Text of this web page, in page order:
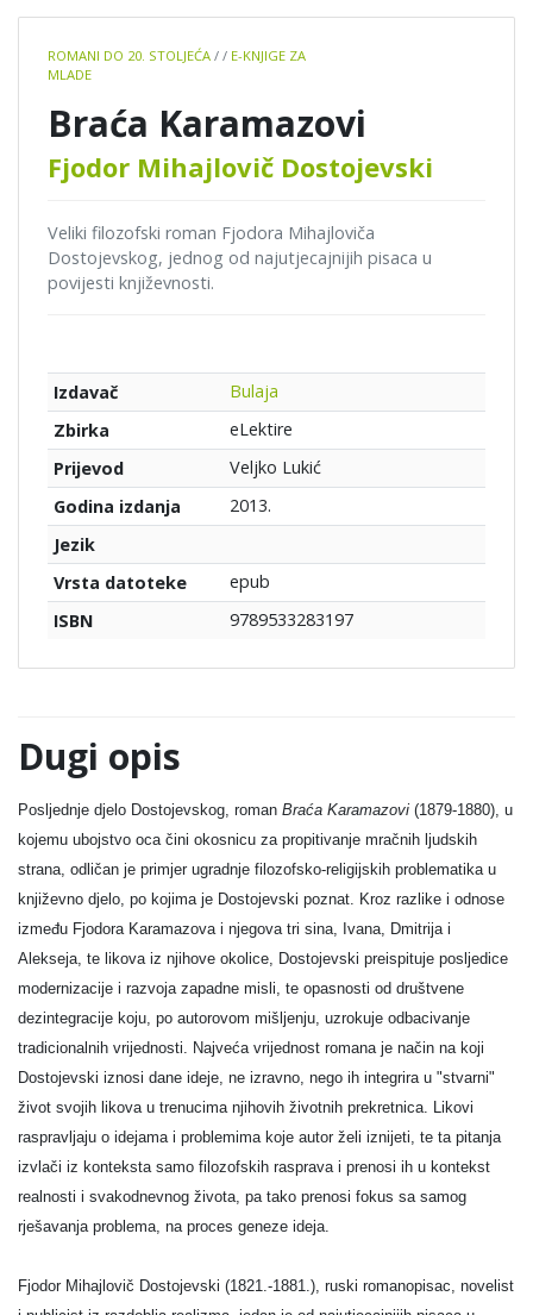
details
ROMANI DO 20. STOLJEĆA / / E-KNJIGE ZA
MLADE
Braća Karamazovi
Fjodor Mihajlovič Dostojevski
Veliki filozofski roman Fjodora Mihajloviča
Dostojevskog, jednog od najutjecajnijih pisaca u
povijesti književnosti.
Izdavač
Bulaja
Zbirka
eLektire
Prijevod
Veljko Lukić
Godina izdanja
2013.
Jezik
Vrsta datoteke
epub
ISBN
9789533283197
Dugi opis
Posljednje djelo Dostojevskog, roman Braća Karamazovi (1879-1880), u
kojemu ubojstvo oca čini okosnicu za propitivanje mračnih ljudskih
strana, odličan je primjer ugradnje filozofsko-religijskih problematika u
književno djelo, po kojima je Dostojevski poznat. Kroz razlike i odnose
između Fjodora Karamazova i njegova tri sina, Ivana, Dmitrija i
Alekseja, te likova iz njihove okolice, Dostojevski preispituje posljedice
modernizacije i razvoja zapadne misli, te opasnosti od društvene
dezintegracije koju, po autorovom mišljenju, uzrokuje odbacivanje
tradicionalnih vrijednosti. Najveća vrijednost romana je način na koji
Dostojevski iznosi dane ideje, ne izravno, nego ih integrira u "stvarni"
život svojih likova u trenucima njihovih životnih prekretnica. Likovi
raspravljaju o idejama i problemima koje autor želi iznijeti, te ta pitanja
izvlači iz konteksta samo filozofskih rasprava i prenosi ih u kontekst
realnosti i svakodnevnog života, pa tako prenosi fokus sa samog
rješavanja problema, na proces geneze ideja.
Fjodor Mihajlovič Dostojevski (1821.-1881.), ruski romanopisac, novelist